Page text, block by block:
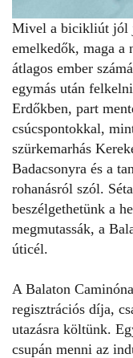
Mivel a bicikliút jól
emelkedők, maga a
átlagos ember
egymás után
Erdőkben, part
csúcspontokkal,
szürkemarhás
Badacsonyra és a
rohanásról szól.
beszélgethetünk a
megmutassák, a
úticél.
A Balaton
regisztrációs díja,
utazásra költünk.
csupán menni az